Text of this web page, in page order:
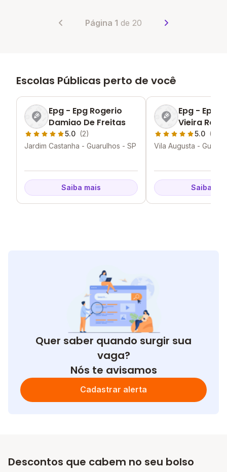
Página 1 de 20
Escolas Públicas perto de você
Epg - Epg Rogerio
Damiao De Freitas
5.0 (2)
Jardim Castanha - Guarulhos - SP
Saiba mais
Epg - Epg
Vieira
5.0 (2)
Vila Augusta -
Saiba
Quer saber quando surgir sua
vaga?
Nós te avisamos
Cadastrar alerta
Descontos que cabem no seu bolso